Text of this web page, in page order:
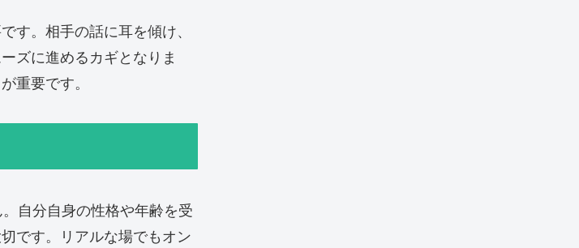
す。相手の話に耳を傾け、
ズに進めるカギとなりま
重要です。
自分自身の性格や年齢を受
です。リアルな場でもオン